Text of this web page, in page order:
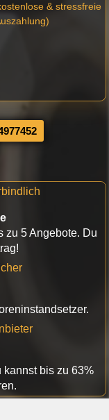
& stressfreie
zu 5 Angebote. Du
kannst bis zu 63%